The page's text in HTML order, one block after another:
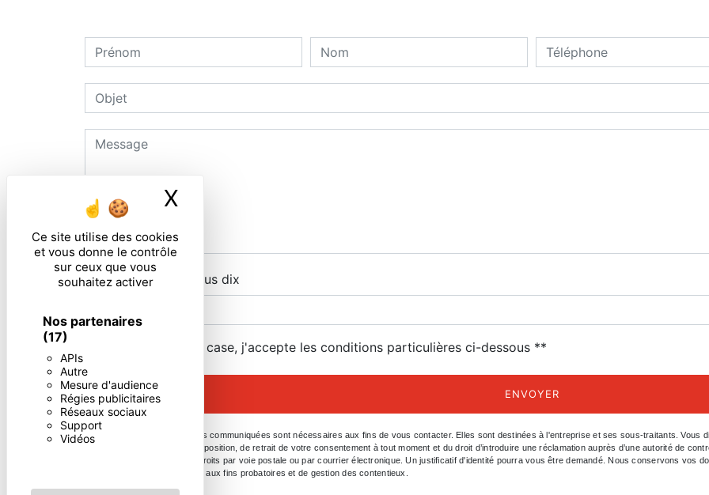
Ce site utilise des cookies
et vous donne le contrôle
sur ceux que vous
souhaitez activer
Nos partenaires
(17)
APIs
Autre
Mesure d'audience
Régies publicitaires
Réseaux sociaux
Support
Vidéos
X
Combien font dix plus dix
En cochant cette case, j'accepte les conditions particulières ci-dessous **
ENVOYER
** Les données personnelles communiquées sont nécessaires aux fins de vous contacter. Elles sont destinées à l'entreprise et ses sous-traitants. Vous
portabilité, de limitation, d’opposition, de retrait de votre consentement à tout moment et du droit d’introduire une réclamation auprès d’une autorité de
Vous pouvez exercer ces droits par voie postale ou par courrier électronique. Un justificatif d'identité pourra vous être demandé. Nous conservons vos
durée de prescription légale aux fins probatoires et de gestion des contentieux.